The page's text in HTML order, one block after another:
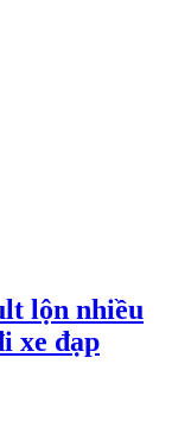
lộn nhiều
xe đạp